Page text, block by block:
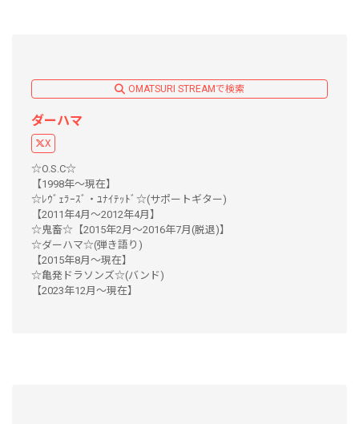
OMATSURI STREAMで検索
ダーハマ
X
☆O.S.C☆
【1998年～現在】
☆ﾚｳﾞｪﾗｰｽﾞ・ﾕﾅｲﾃｯﾄﾞ☆(サポートギター)
【2011年4月～2012年4月】
☆鬼畜☆【2015年2月～2016年7月(脱退)】
☆ダーハマ☆(弾き語り)
【2015年8月～現在】
☆亀発ドラソンズ☆(バンド)
【2023年12月〜現在】